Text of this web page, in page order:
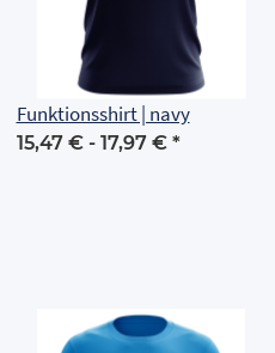
Funktionsshirt | navy
15,47 € - 17,97 € *